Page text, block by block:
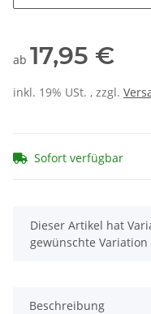
ab 17,95 €
inkl. 19% USt. , zzgl.
Sofort verfügbar
x
Dieser Artikel hat
gewünschte Variation
Beschreibung